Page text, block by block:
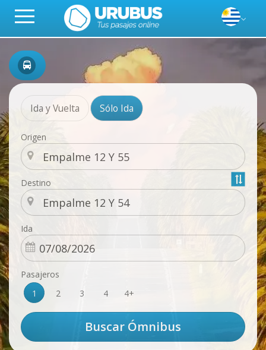
Ida y Vuelta Sólo Ida
Origen
Destino
Ida
Pasajeros
1
2 3 4 4+